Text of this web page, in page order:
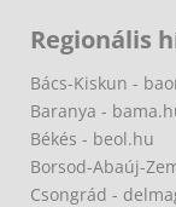
Regionális
Bács-Kiskun -
Baranya -
Békés - beol.hu
Borsod-Abaúj-
Csongrád -